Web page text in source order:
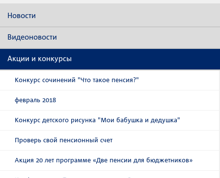
Новости
Видеоновости
Акции и конкурсы
Конкурс сочинений "Что такое пенсия?"
февраль 2018
Конкурс детского рисунка "Мои бабушка и дедушка"
Проверь свой пенсионный счет
Акция 20 лет программе «Две пенсии для бюджетников»